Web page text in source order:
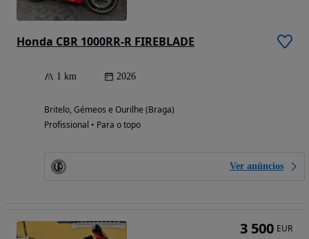
Honda CBR 1000RR-R FIREBLADE
1 km 2026
Britelo, Gémeos e Ourilhe (Braga)
Profissional • Para o topo
Ver anúncios
3 500 EUR